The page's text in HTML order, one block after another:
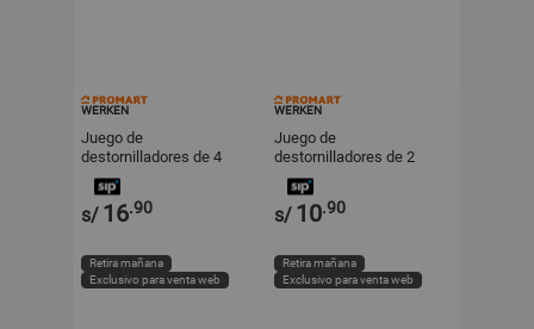
WERKEN
Juego de
destornilladores de 4
piezas Werken
s/ 16.90
Retira mañana
Exclusivo para venta web
WERKEN
Juego de
destornilladores de 2
piezas Werken
s/ 10.90
Retira mañana
Exclusivo para venta web